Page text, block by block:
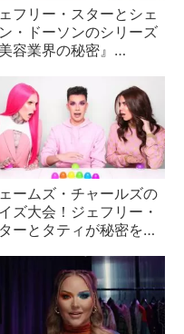
フリー・スターとシェ
・ドーソンのシリーズ
美容業界の秘密』
ームズ・チャールズの
ズ大会！ジェフリー・
ーとタティが秘密を告